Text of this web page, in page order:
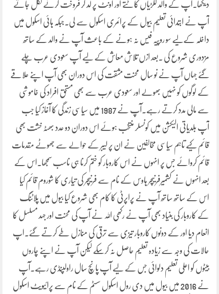
دیکھا۔آپ کے والد لکڑیاں کاٹتے اور اونٹ پر لد کر فروخت کرنے نکل جاتے
آپ نے ابتدائی تعلیم بیول کے پرائمری اسکول سے لی۔جبکہ ہائی اسکول میں
داخلہ کےلیے سو روپیہ فیس نہ ہونے کے باعث آپ نے والد کے ساتھ
مزدوری شروع کی ۔بعد ازں تلاش معاش کے لیے آپ سعودی عرب چلے
گئے جہاں آپ نے نو سال محنت مشقت کی اس دوران بھی آپ اپنے علاقے
کے لوگوں کو نہیں بھولے اور سعودی عرب سے بھی مستحق افراد کی خاموشی
سے مالی مدد کرتے رہے۔آپ نے 1987 میں سیاسی زندگی کا آغاز کیا جب
آپ بلدیاتی الیکشن میں کونسلر منتخب ہوئے اس دوران دو عدد بھٹہ خشت بھی
قائم کیے تاہم سیاسی مخالفین نے ان پر لیبر کے حوالے سے جھوٹے مقدمات
قائم کروائے جس پر انہوں نے اس کاروبار کو ختم کرنا ہی ناسب سمجھا۔اس کے
بعد انہوں نے کشمیرفرنیچر ہاوس کے نام سے فرنیچر کی تیاری کا شوروم قائم کیا
اس کے ساتھ ساتھ آپ نے پراپرٹی کا کام بھی شروع کیا بیول میں پلاٹنگ
کے کاروبار کی بنیاد بھی آپ نے رکھی اللہ نے آپ کی محنت اور جہد مسلسل کا
انعام دیا اور کے دونوں کاروبار تیزی سے ترقی کی منازل طے کرتے گئے۔اپ
حالات کی وجہ سے زیادہ تعلیم حاصل نہ کرسکے لیکن آپ نے اپنے چاروں
بیٹوں کو اعلی تعلیم دلوائی جس کے لیے آپ پانچ سال راولپنڈی رہے۔آپ
نے 2016 میں بیول میں دی رول اسکول سسٹم کے نام سے پرائیویٹ اسکول